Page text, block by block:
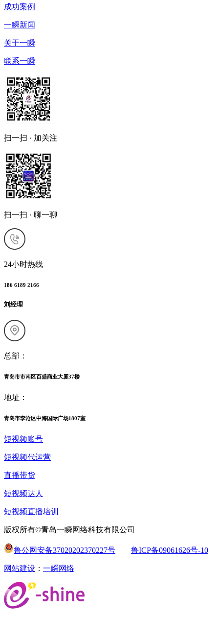
成功案例
一瞬新闻
关于一瞬
联系一瞬
扫一扫 · 加关注
扫一扫 · 聊一聊
24小时热线
186 6189 2166
刘经理
总部：
青岛市市南区百盛商业大厦37楼
地址：
青岛市李沧区中海国际广场1807室
短视频账号
短视频代运营
直播带货
短视频达人
短视频直播培训
版权所有©青岛一瞬网络科技有限公司
鲁公网安备37020202370227号 鲁ICP备09061626号-10
网站建设 ： 一瞬网络